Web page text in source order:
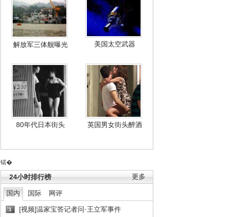
解放军三体舰曝光 美国太空武器
80年代日本街头 英国男女街头醉酒
锘�
更多
24小时排行榜
国内 国际 网评
1 [视频]温家宝答记者问·王立军事件